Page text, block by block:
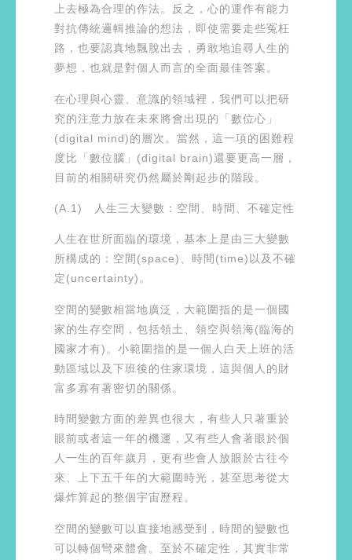
上去極為合理的作法。反之，心的運作有能力
對抗傳統邏輯推論的想法，即使需要走些冤枉
路，也要認真地飄脫出去，勇敢地追尋人生的
夢想，也就是對個人而言的全面最佳答案。
在心理與心靈、意識的領域裡，我們可以把研
究的注意力放在未來將會出現的「數位心」
(digital mind)的層次。當然，這一項的困難程
度比「數位腦」(digital brain)還要更高一層，
目前的相關研究仍然屬於剛起步的階段。
(A.1) 人生三大變數：空間、時間、不確定性
人生在世所面臨的環境，基本上是由三大變數
所構成的：空間(space)、時間(time)以及不確
定(uncertainty)。
空間的變數相當地廣泛，大範圍指的是一個國
家的生存空間，包括領土、領空與領海(臨海的
國家才有)。小範圍指的是一個人白天上班的活
動區域以及下班後的住家環境，這與個人的財
富多寡有著密切的關係。
時間變數方面的差異也很大，有些人只著重於
眼前或者這一年的機運，又有些人會著眼於個
人一生的百年歲月，更有些會人放眼於古往今
來、上下五千年的大範圍時光，甚至思考從大
爆炸算起的整個宇宙歷程。
空間的變數可以直接地感受到，時間的變數也
可以轉個彎來體會。至於不確定性，其實非常